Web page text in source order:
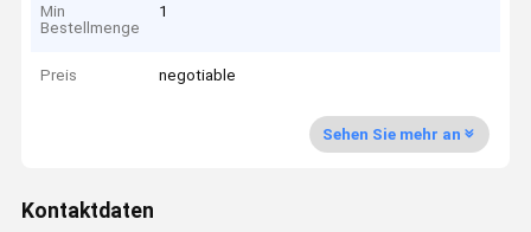
Min
Bestellmenge
1
Preis negotiable
Sehen Sie mehr an
Kontaktdaten